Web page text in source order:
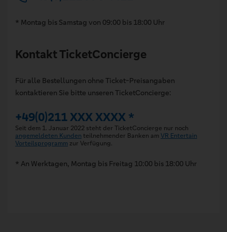
* Montag bis Samstag von 09:00 bis 18:00 Uhr
Kontakt TicketConcierge
Für alle Bestellungen ohne Ticket-Preisangaben
kontaktieren Sie bitte unseren TicketConcierge:
+49(0)211 XXX XXXX *
Seit dem 1. Januar 2022 steht der TicketConcierge nur noch
angemeldeten Kunden teilnehmender Banken am VR Entertain
Vorteilsprogramm zur Verfügung.
* An Werktagen, Montag bis Freitag 10:00 bis 18:00 Uhr